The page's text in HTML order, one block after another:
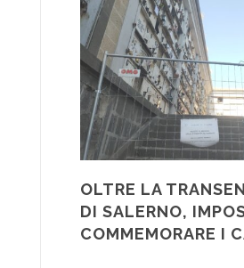
OLTRE LA
DI SALERNO,
COMMEMORARE I